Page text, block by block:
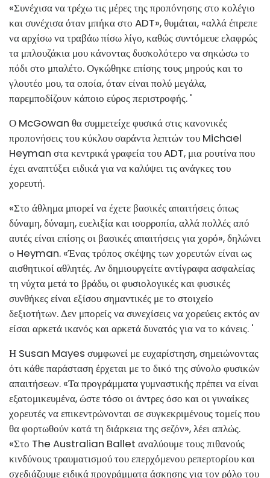
«Συνέχισα να τρέχω τις μέρες της προπόνησης στο κολέγιο
και συνέχισα όταν μπήκα στο ADT», θυμάται, «αλλά έπρεπε
να αρχίσω να τραβάω πίσω λίγο, καθώς συντόμευε ελαφρώς
τα μπλουζάκια μου κάνοντας δυσκολότερο να σηκώσω το
πόδι στο μπαλέτο. Ογκώθηκε επίσης τους μηρούς και το
γλουτέο μου, τα οποία, όταν είναι πολύ μεγάλα,
παρεμποδίζουν κάποιο εύρος περιστροφής. '
Ο McGowan θα συμμετείχε φυσικά στις κανονικές
προπονήσεις του κύκλου σαράντα λεπτών του Michael
Heyman στα κεντρικά γραφεία του ADT, μια ρουτίνα που
έχει αναπτύξει ειδικά για να καλύψει τις ανάγκες του
χορευτή.
«Στο άθλημα μπορεί να έχετε βασικές απαιτήσεις όπως
δύναμη, δύναμη, ευελιξία και ισορροπία, αλλά πολλές από
αυτές είναι επίσης οι βασικές απαιτήσεις για χορό», δηλώνει
ο Heyman. «Ένας τρόπος σκέψης των χορευτών είναι ως
αισθητικοί αθλητές. Αν δημιουργείτε αντίγραφα ασφαλείας
τη νύχτα μετά το βράδυ, οι φυσιολογικές και φυσικές
συνθήκες είναι εξίσου σημαντικές με το στοιχείο
δεξιοτήτων. Δεν μπορείς να συνεχίσεις να χορεύεις εκτός αν
είσαι αρκετά ικανός και αρκετά δυνατός για να το κάνεις. '
Η Susan Mayes συμφωνεί με ευχαρίστηση, σημειώνοντας
ότι κάθε παράσταση έρχεται με το δικό της σύνολο φυσικών
απαιτήσεων. «Τα προγράμματα γυμναστικής πρέπει να είναι
εξατομικευμένα, ώστε τόσο οι άντρες όσο και οι γυναίκες
χορευτές να επικεντρώνονται σε συγκεκριμένους τομείς που
θα φορτωθούν κατά τη διάρκεια της σεζόν», λέει απλώς.
«Στο The Australian Ballet αναλύουμε τους πιθανούς
κινδύνους τραυματισμού του επερχόμενου ρεπερτορίου και
σχεδιάζουμε ειδικά προγράμματα άσκησης για τον ρόλο του